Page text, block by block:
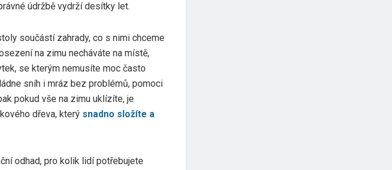
údržbě vydrží desítky let.
součástí zahrady, co s nimi chceme
na zimu necháváte na místě,
se kterým nemusíte moc často
sníh i mráz bez problémů, pomoci
pokud vše na zimu uklízíte, je
dřeva, který snadno složíte a
odhad, pro kolik lidí potřebujete